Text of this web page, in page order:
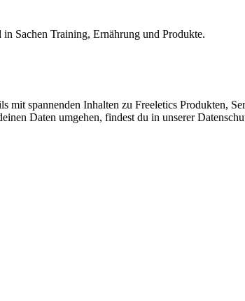
Sachen Training, Ernährung und Produkte.
mit spannenden Inhalten zu Freeletics Produkten,
Daten umgehen, findest du in unserer